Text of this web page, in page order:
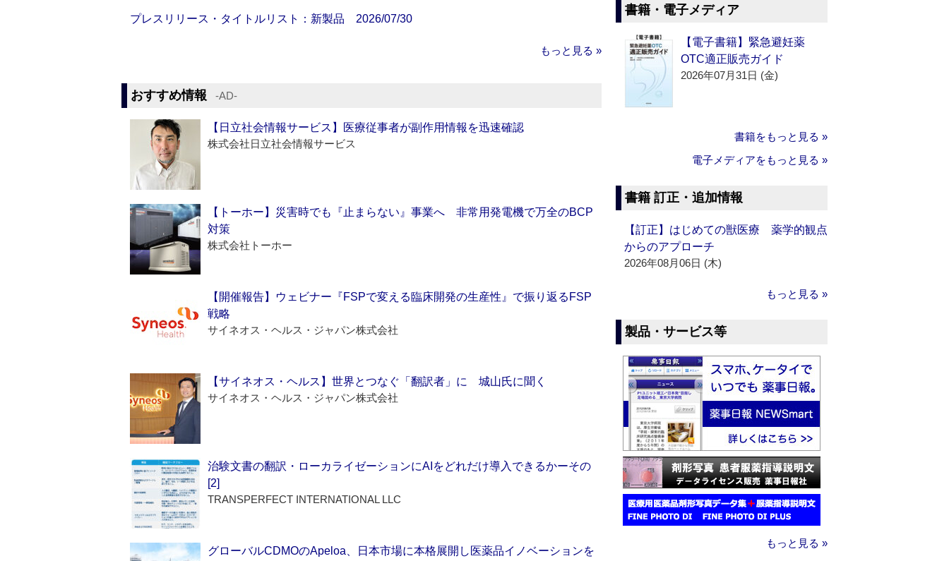
プレスリリース・タイトルリスト：新製品 2026/07/30
もっと見る »
おすすめ情報 ‐AD‐
【日立社会情報サービス】医療従事者が副作用情報を迅速確認
株式会社日立社会情報サービス
【トーホー】災害時でも『止まらない』事業へ 非常用発電機で万全のBCP
対策
株式会社トーホー
【開催報告】ウェビナー『FSPで変える臨床開発の生産性』で振り返るFSP
戦略
サイネオス・ヘルス・ジャパン株式会社
【サイネオス・ヘルス】世界とつなぐ「翻訳者」に 城山氏に聞く
サイネオス・ヘルス・ジャパン株式会社
治験文書の翻訳・ローカライゼーションにAIをどれだけ導入できるかーその
[2]
TRANSPERFECT INTERNATIONAL LLC
グローバルCDMOのApeloa、日本市場に本格展開し医薬品イノベーションを
書籍・電子メディア
【電子書籍】緊急避妊薬
OTC適正販売ガイド
2026年07月31日 (金)
書籍をもっと見る »
電子メディアをもっと見る »
書籍 訂正・追加情報
【訂正】はじめての獣医療 薬学的観点
からのアプローチ
2026年08月06日 (木)
もっと見る »
製品・サービス等
もっと見る »